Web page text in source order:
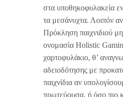
στα υποθηκοφυλακεία
τα μεσάνυχτα. Λοιπόν
Πρόκληση παιχνιδιού
ονομασία Holistic
χαρτοφυλάκιο, θ’
αδειοδότησης με
παιχνίδια αν
πρωτεύουσα, ή όσο πιο